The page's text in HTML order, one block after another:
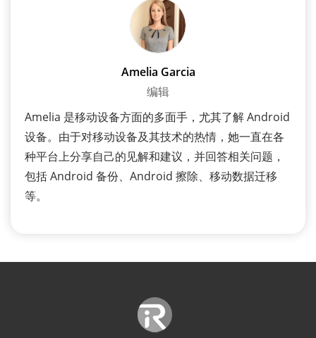
Amelia Garcia
编辑
Amelia 是移动设备方面的多面手，尤其了解 Android
设备。由于对移动设备及其技术的热情，她一直在各
种平台上分享自己的见解和建议，并回答相关问题，
包括 Android 备份、Android 擦除、移动数据迁移
等。